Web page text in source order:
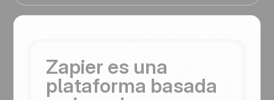
Zapier es una
plataforma basada